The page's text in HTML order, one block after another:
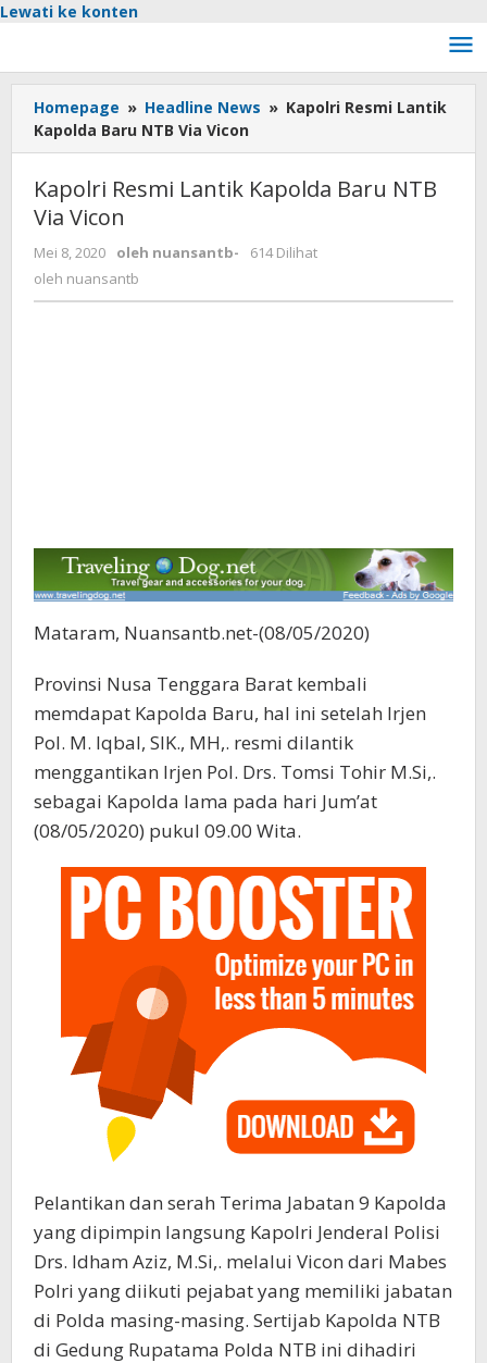
Lewati ke konten
Homepage » Headline News » Kapolri Resmi Lantik
Kapolda Baru NTB Via Vicon
Kapolri Resmi Lantik Kapolda Baru NTB
Via Vicon
Mei 8, 2020 oleh nuansantb-
614 Dilihat
oleh nuansantb
Mataram, Nuansantb.net-(08/05/2020)
Provinsi Nusa Tenggara Barat kembali
memdapat Kapolda Baru, hal ini setelah Irjen
Pol. M. Iqbal, SIK., MH,. resmi dilantik
menggantikan Irjen Pol. Drs. Tomsi Tohir M.Si,.
sebagai Kapolda lama pada hari Jum’at
(08/05/2020) pukul 09.00 Wita.
Pelantikan dan serah Terima Jabatan 9 Kapolda
yang dipimpin langsung Kapolri Jenderal Polisi
Drs. Idham Aziz, M.Si,. melalui Vicon dari Mabes
Polri yang diikuti pejabat yang memiliki jabatan
di Polda masing-masing. Sertijab Kapolda NTB
di Gedung Rupatama Polda NTB ini dihadiri